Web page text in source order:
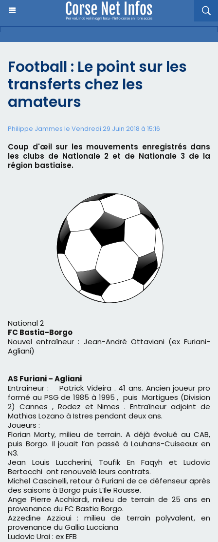
Football : Le point sur les
transferts chez les
amateurs
Philippe Jammes le Vendredi 29 Juin 2018 à 15:16
Coup d'œil sur les mouvements enregistrés dans
les clubs de Nationale 2 et de Nationale 3 de la
région bastiaise.
National 2
FC Bastia-Borgo
Nouvel entraîneur : Jean-André Ottaviani (ex Furiani-
Agliani)
AS Furiani – Agliani
Entraîneur : Patrick Videira . 41 ans. Ancien joueur pro
formé au PSG de 1985 à 1995 , puis Martigues (Division
2) Cannes , Rodez et Nimes . Entraîneur adjoint de
Mathias Lozano à Istres pendant deux ans.
Joueurs :
Florian Marty, milieu de terrain. A déjà évolué au CAB,
puis Borgo. Il jouait l’an passé à Louhans-Cuiseaux en
N3.
Jean Louis Luccherini, Toufik En Faqyh et Ludovic
Bertocchi ont renouvelé leurs contrats.
Michel Cascinelli, retour à Furiani de ce défenseur après
des saisons à Borgo puis L’Ile Rousse.
Ange Pierre Acchiardi, milieu de terrain de 25 ans en
provenance du FC Bastia Borgo.
Azzedine Azzioui : milieu de terrain polyvalent, en
provenance du Gallia Lucciana
Ludovic Urai : ex EFB